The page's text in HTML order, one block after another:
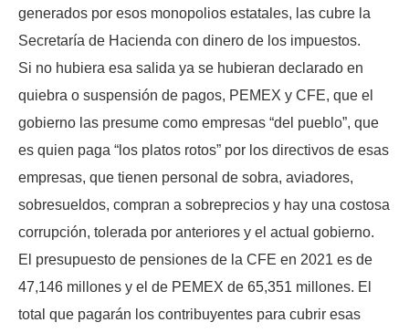
generados por esos monopolios estatales, las cubre la
Secretaría de Hacienda con dinero de los impuestos.
Si no hubiera esa salida ya se hubieran declarado en
quiebra o suspensión de pagos, PEMEX y CFE, que el
gobierno las presume como empresas “del pueblo”, que
es quien paga “los platos rotos” por los directivos de esas
empresas, que tienen personal de sobra, aviadores,
sobresueldos, compran a sobreprecios y hay una costosa
corrupción, tolerada por anteriores y el actual gobierno.
El presupuesto de pensiones de la CFE en 2021 es de
47,146 millones y el de PEMEX de 65,351 millones. El
total que pagarán los contribuyentes para cubrir esas